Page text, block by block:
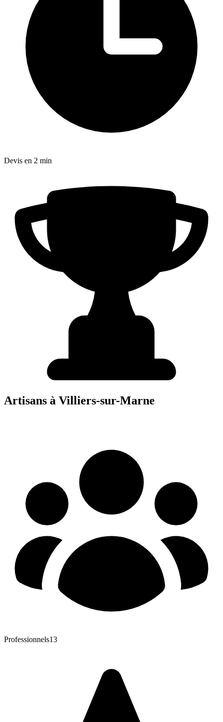
Devis en 2 min
Artisans à Villiers-sur-Marne
Professionnels13